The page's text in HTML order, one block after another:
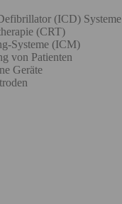
(ICD) Systeme
(CRT)
Systeme (ICM)
von Patienten
Geräte